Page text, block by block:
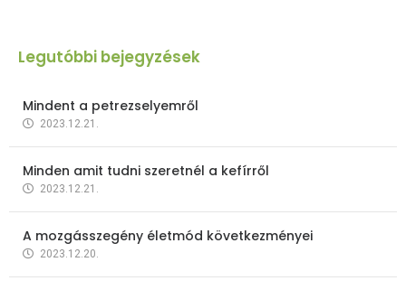
Legutóbbi bejegyzések
Mindent a petrezselyemről
2023.12.21.
Minden amit tudni szeretnél a kefírről
2023.12.21.
A mozgásszegény életmód következményei
2023.12.20.